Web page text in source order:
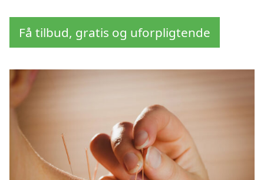
Få tilbud, gratis og uforpligtende